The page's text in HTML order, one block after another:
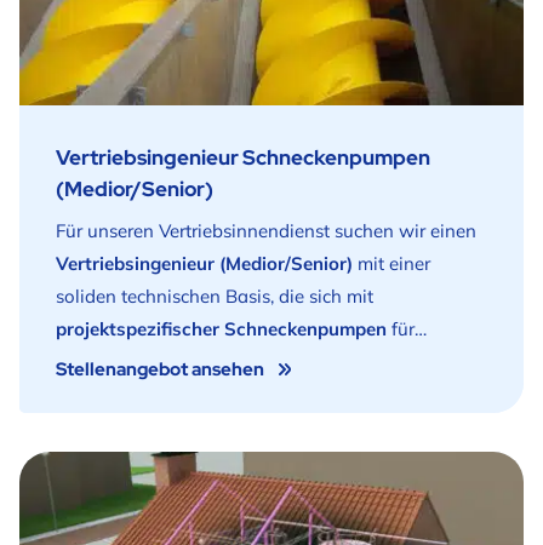
Kommunikationsfähigkeiten.
Vertriebsingenieur Schneckenpumpen
(Medior/Senior)
Für unseren Vertriebsinnendienst suchen wir einen
Vertriebsingenieur (Medior/Senior) mit einer
soliden technischen Basis, die sich mit
projektspezifischer Schneckenpumpen für
Kläranlagen und industrielle Anwendungen,
Stellenangebot ansehen